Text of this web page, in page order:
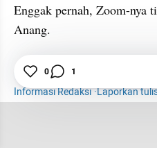
Enggak pernah, Zoom-nya
Anang.
Kejagung
Informasi Redaksi·Laporkan
0 1